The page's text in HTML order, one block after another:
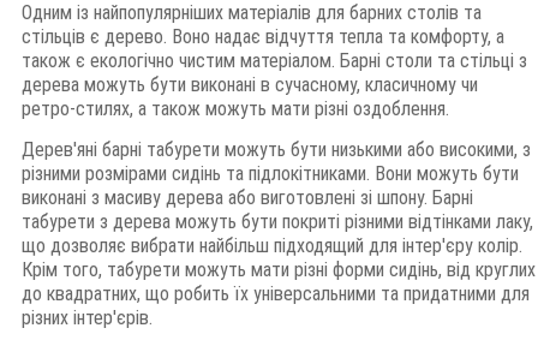
Одним із найпопулярніших матеріалів для барних столів та
стільців є дерево. Воно надає відчуття тепла та комфорту, а
також є екологічно чистим матеріалом. Барні столи та стільці з
дерева можуть бути виконані в сучасному, класичному чи
ретро-стилях, а також можуть мати різні оздоблення.
Дерев'яні барні табурети можуть бути низькими або високими, з
різними розмірами сидінь та підлокітниками. Вони можуть бути
виконані з масиву дерева або виготовлені зі шпону. Барні
табурети з дерева можуть бути покриті різними відтінками лаку,
що дозволяє вибрати найбільш підходящий для інтер'єру колір.
Крім того, табурети можуть мати різні форми сидінь, від круглих
до квадратних, що робить їх універсальними та придатними для
різних інтер'єрів.